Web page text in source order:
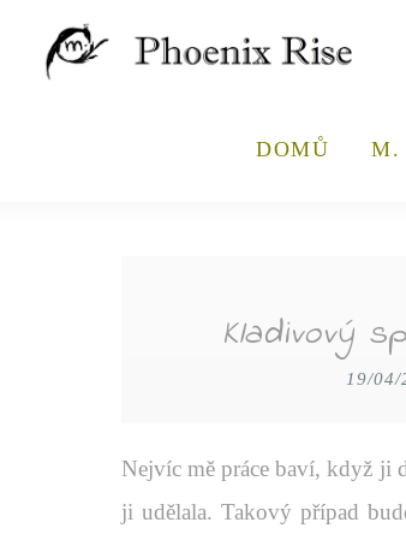
DOMŮ M.
Kladivový
19/04/
Nejvíc mě práce baví, když ji
ji udělala. Takový případ